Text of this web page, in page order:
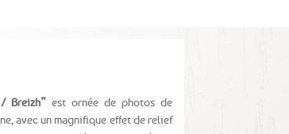
Breizh” est ornée de photos de
avec un magnifique effet de relief